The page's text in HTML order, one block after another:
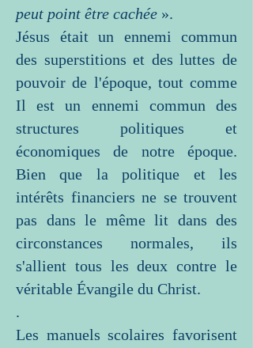
peut point être cachée ».
Jésus était un ennemi commun
des superstitions et des luttes de
pouvoir de l'époque, tout comme
Il est un ennemi commun des
structures politiques et
économiques de notre époque.
Bien que la politique et les
intérêts financiers ne se trouvent
pas dans le même lit dans des
circonstances normales, ils
s'allient tous les deux contre le
véritable Évangile du Christ.
.
Les manuels scolaires favorisent